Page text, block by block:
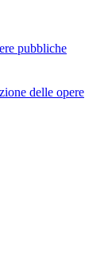
pubbliche
delle opere